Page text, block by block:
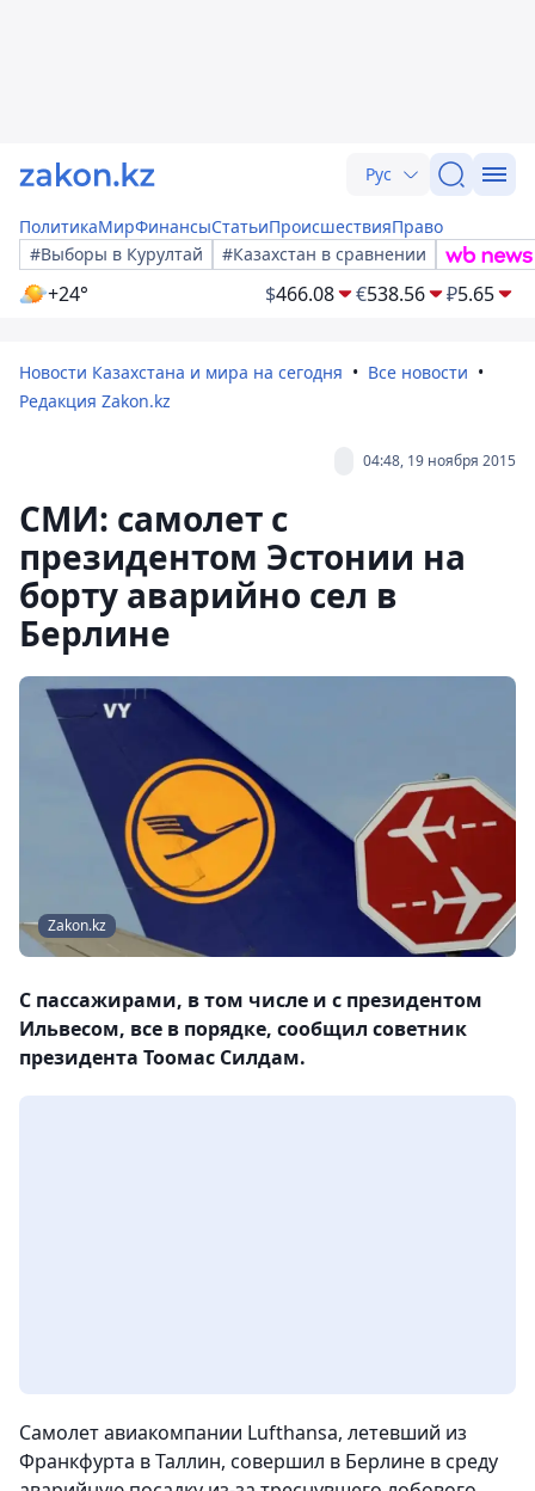
Рус
ПолитикаМирФинансыСтатьиПроисшествияПраво
#Выборы в Курултай
#Казахстан в сравнении
+24° $466.08 €538.56 ₽5.65
Новости Казахстана и мира на сегодня
Все новости
Редакция Zakon.kz
04:48, 19 ноября 2015
СМИ: самолет с
президентом Эстонии на
борту аварийно сел в
Берлине
Zakon.kz
С пассажирами, в том числе и с президентом
Ильвесом, все в порядке, сообщил советник
президента Тоомас Силдам.
Самолет авиакомпании Lufthansa, летевший из
Франкфурта в Таллин, совершил в Берлине в среду